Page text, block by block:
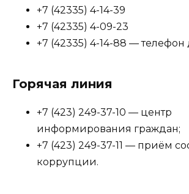
+7 (42335) 4-14-39
+7 (42335) 4-09-23
+7 (42335) 4-14-88 — телефон
Горячая линия
+7 (423) 249-37-10 — центр
информирования граждан;
+7 (423) 249-37-11 — приём
коррупции.